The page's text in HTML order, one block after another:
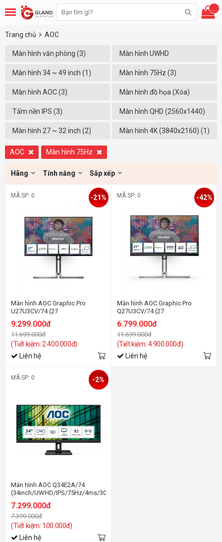
...
Trang chủ AOC
Màn hình văn phòng (3) Màn hình UWHD
(2560X1080) (1)
Màn hình 34 ~ 49 inch (1) Màn hình 75Hz (3)
Màn hình AOC (3) Màn hình đồ họa (Xóa)
Tấm nền IPS (3) Màn hình QHD (2560x1440)
(1)
Màn hình 27 ~ 32 inch (2) Màn hình 4K (3840x2160) (1)
AOC Màn hình 75Hz
Hãng Tính năng Sắp xếp
MÃ SP: 0
Màn hình AOC Graphic Pro
U27U3CV/74 (27
IPS/60Hz/4ms/Loa/RJ45/HDR400/USB-
C 96W)
9.299.000đ
11.699.000đ
(Tiết kiệm: 2.400.000đ)
-21%
Liên hệ
MÃ SP: 0
Màn hình AOC Graphic Pro
Q27U3CV/74 (27
IPS/75Hz/4ms/Loa/RJ45/HDR400/
C 96W)
6.799.000đ
11.699.000đ
(Tiết kiệm: 4.900.000đ)
-42%
Liên hệ
MÃ SP: 0
Màn hình AOC Q34E2A/74
(34inch/UWHD/IPS/75Hz/4ms/300nits/HDMI+DP/Loa)
7.299.000đ
7.399.000đ
(Tiết kiệm: 100.000đ)
-2%
Liên hệ